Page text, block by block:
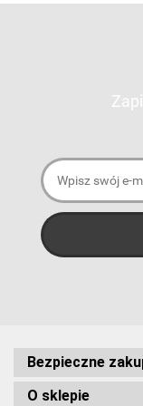
Bezpieczne
O sklepie